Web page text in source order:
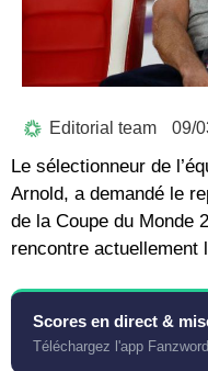
Editorial team 09/
Le sélectionneur de
Arnold, a demandé le
de la Coupe du Monde
rencontre actuellement
Scores en direct &
Téléchargez l'app Fanzword